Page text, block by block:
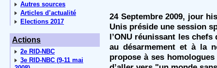
Autres sources
Articles d’actualité
Elections 2017
Actions
2e RID-NBC
3e RID-NBC (9-11 mai
24 Septembre 2009, jour
Unis préside une session
l’ONU réunissant les
au désarmement et à la
propose à ses